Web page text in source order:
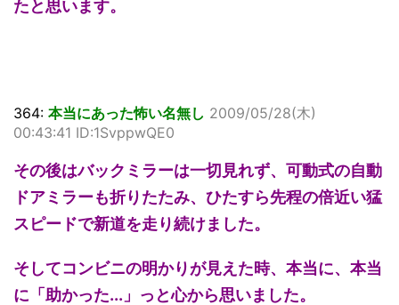
たと思います。
364: 本当にあった怖い名無し 2009/05/28(木)
00:43:41 ID:1SvppwQE0
その後はバックミラーは一切見れず、可動式の自動
ドアミラーも折りたたみ、ひたすら先程の倍近い猛
スピードで新道を走り続けました。
そしてコンビニの明かりが見えた時、本当に、本当
に「助かった...」っと心から思いました。